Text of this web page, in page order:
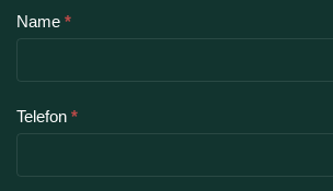
Name *
Telefon *